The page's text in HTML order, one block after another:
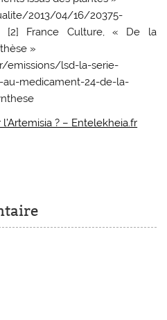
2013/04/16/20375-
[2] France Culture, « De la
»
emissions/lsd-la-serie-
medicament-24-de-la-
? – Entelekheia.fr